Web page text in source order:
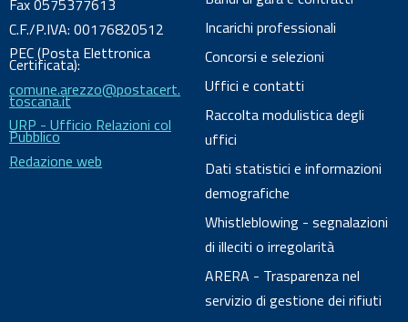
m
e
n
t
o
Fax 0575377613
C.F./P.IVA: 00176820512
PEC (Posta Elettronica
Certificata):
comune.arezzo@postacert.
toscana.it
URP - Ufficio Relazioni col
Pubblico
Redazione web
Incarichi professionali
Concorsi e selezioni
Uffici e contatti
Raccolta modulistica degli
uffici
Dati statistici e informazioni
demografiche
Whistleblowing - segnalazioni
di illeciti o irregolarità
ARERA - Trasparenza nel
servizio di gestione dei rifiuti